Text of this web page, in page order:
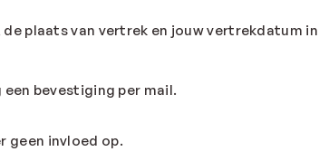
plaats van vertrek en jouw vertrekdatum in
bevestiging per mail.
geen invloed op.